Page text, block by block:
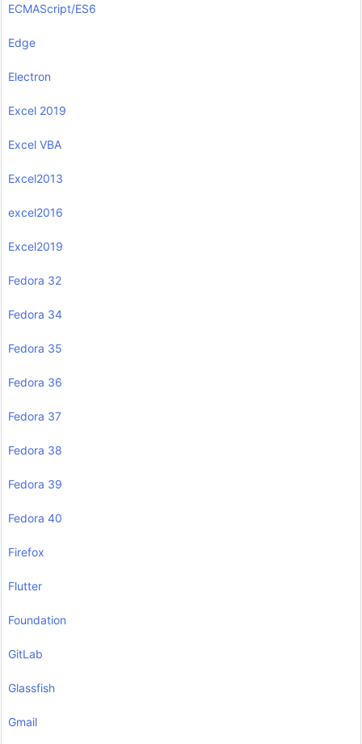
ECMAScript/ES6
Edge
Electron
Excel 2019
Excel VBA
Excel2013
excel2016
Excel2019
Fedora 32
Fedora 34
Fedora 35
Fedora 36
Fedora 37
Fedora 38
Fedora 39
Fedora 40
Firefox
Flutter
Foundation
GitLab
Glassfish
Gmail